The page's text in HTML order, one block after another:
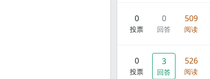
0
投票
0
回答
509
阅读
0
投票
3
回答
526
阅读